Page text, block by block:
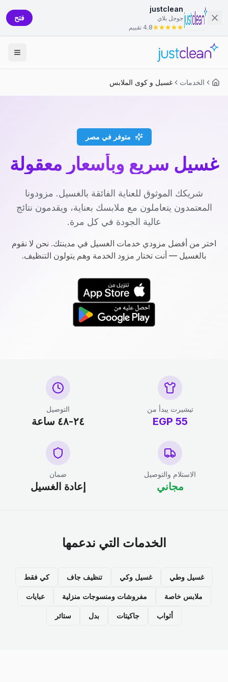
justclean
جوجل بلاي
4.8 تقييم
فتح
الخدمات غسيل و كوى الملابس
متوفر في مصر
غسيل سريع وبأسعار معقولة
شريكك الموثوق للعناية الفائقة بالغسيل. مزودونا
المعتمدون يتعاملون مع ملابسك بعناية، ويقدمون نتائج
عالية الجودة في كل مرة.
اختر من أفضل مزودي خدمات الغسيل في مدينتك. نحن لا نقوم
بالغسيل — أنت تختار مزود الخدمة وهم يتولون التنظيف.
تيشيرت يبدأ من
55
EGP
التوصيل
٢٤-٤٨ ساعة
الاستلام والتوصيل
مجاني
ضمان
إعادة الغسيل
الخدمات التي ندعمها
غسيل وطي غسيل وكي تنظيف جاف كي فقط
ملابس خاصة مفروشات ومنسوجات منزلية عبايات
أثواب جاكيتات بدل ستائر